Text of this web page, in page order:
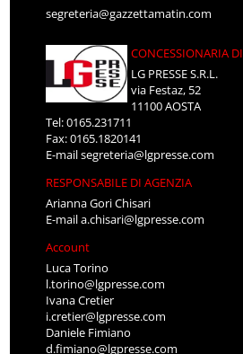
segreteria@gazzettamatin.com
CONCESSIONARIA
LG PRESSE S.R.L.
via Festaz, 52
11100 AOSTA
Tel: 0165.231711
Fax: 0165.1820141
E-mailsegreteria@lgpresse.com
RESPONSABILE DI AGENZIA
Arianna Gori Chisari
E-maila.chisari@lgpresse.com
Account
Luca Torino
l.torino@lgpresse.com
Ivana Cretier
i.cretier@lgpresse.com
Daniele Fimiano
d.fimiano@lgpresse.com